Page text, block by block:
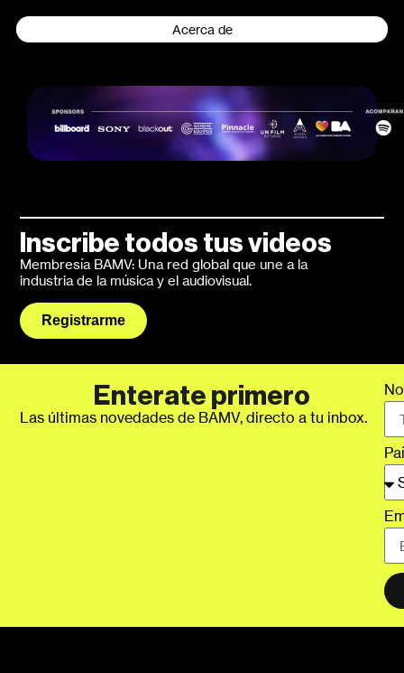
Acerca de
Inscribe todos tus videos
Membresía BAMV: Una red global que une a la
industria de la música y el audiovisual.
Registrarme
Enterate primero
Las últimas novedades de BAMV, directo a tu inbox.